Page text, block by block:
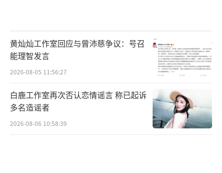
黄灿灿工作室回应与曾沛慈争议：号召
能理智发言
2026-08-05 11:56:27
白鹿工作室再次否认恋情谣言 称已起诉
多名造谣者
2026-08-06 10:58:39